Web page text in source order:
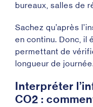
bureaux, salles de
Sachez qu’après
en continu. Donc, il
permettant de
longueur de
Interpréter
CO2 :